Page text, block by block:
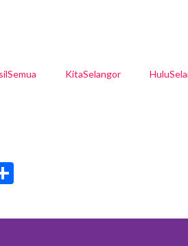
KitaSelangor